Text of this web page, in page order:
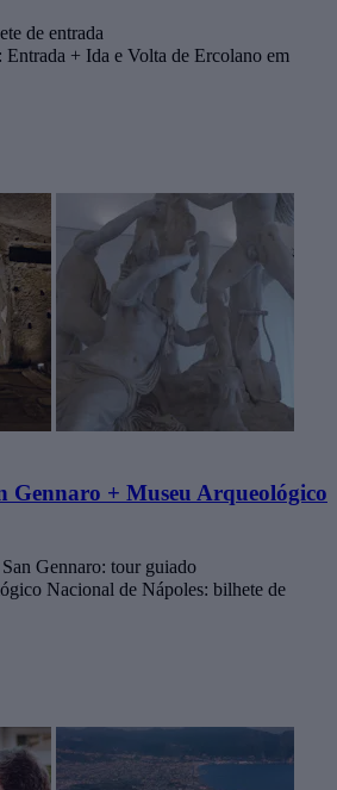
de entrada
+ Ida e Volta de Ercolano em
Gennaro + Museu Arqueológico
Gennaro: tour guiado
Nacional de Nápoles: bilhete de